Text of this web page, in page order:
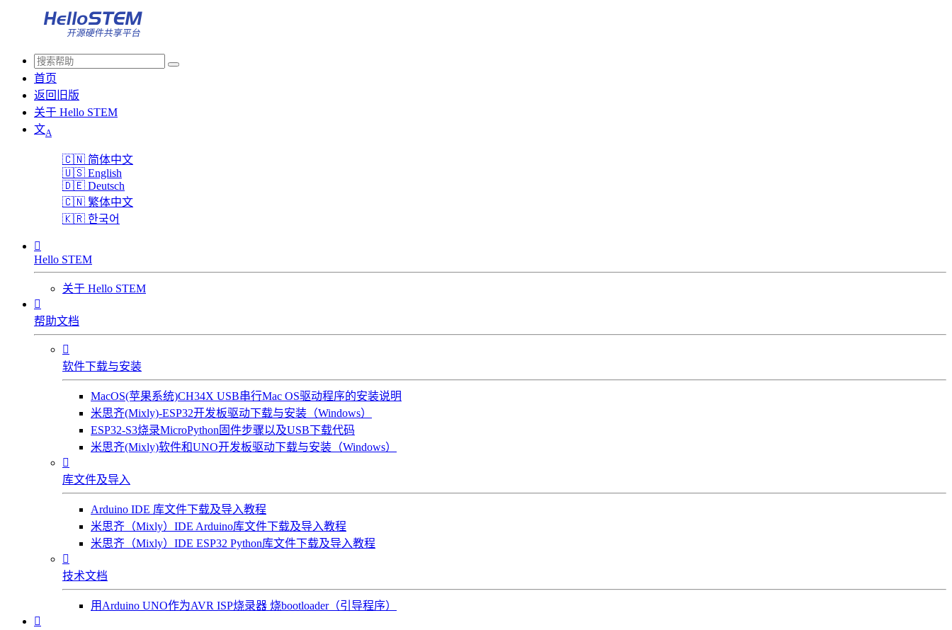
首页
返回旧版
关于 Hello STEM
文A
🇨🇳 简体中文
🇺🇸 English
🇩🇪 Deutsch
🇨🇳 繁体中文
🇰🇷 한국어

Hello STEM
关于 Hello STEM

帮助文档

软件下载与安装
MacOS(苹果系统)CH34X USB串行Mac OS驱动程序的安装说明
米思齐(Mixly)-ESP32开发板驱动下载与安装（Windows）
ESP32-S3烧录MicroPython固件步骤以及USB下载代码
米思齐(Mixly)软件和UNO开发板驱动下载与安装（Windows）

库文件及导入
Arduino IDE 库文件下载及导入教程
米思齐（Mixly）IDE Arduino库文件下载及导入教程
米思齐（Mixly）IDE ESP32 Python库文件下载及导入教程

技术文档
用Arduino UNO作为AVR ISP烧录器 烧bootloader（引导程序）
